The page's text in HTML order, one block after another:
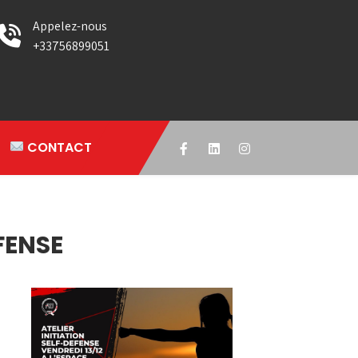
Appelez-nous
+33756899051
CONTACT